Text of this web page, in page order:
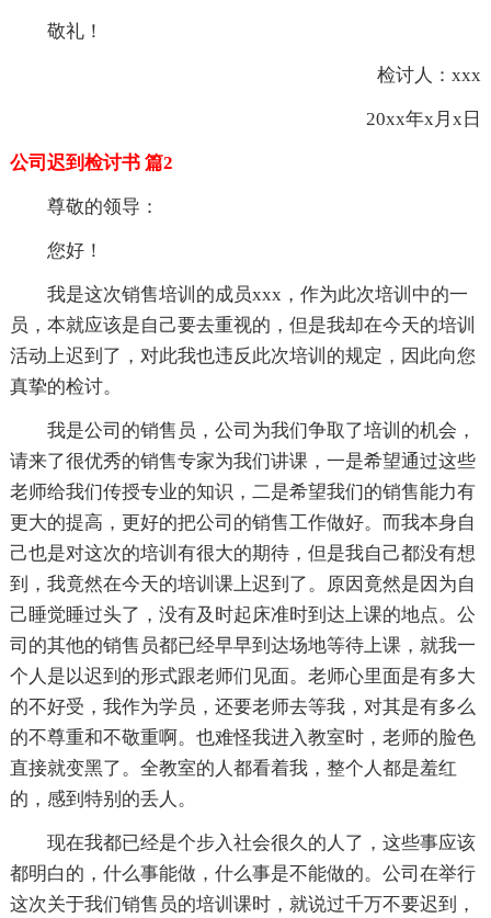
敬礼！
检讨人：xxx
20xx年x月x日
公司迟到检讨书 篇2
尊敬的领导：
您好！
我是这次销售培训的成员xxx，作为此次培训中的一
员，本就应该是自己要去重视的，但是我却在今天的培训
活动上迟到了，对此我也违反此次培训的规定，因此向您
真挚的检讨。
我是公司的销售员，公司为我们争取了培训的机会，
请来了很优秀的销售专家为我们讲课，一是希望通过这些
老师给我们传授专业的知识，二是希望我们的销售能力有
更大的提高，更好的把公司的销售工作做好。而我本身自
己也是对这次的培训有很大的期待，但是我自己都没有想
到，我竟然在今天的培训课上迟到了。原因竟然是因为自
己睡觉睡过头了，没有及时起床准时到达上课的地点。公
司的其他的销售员都已经早早到达场地等待上课，就我一
个人是以迟到的形式跟老师们见面。老师心里面是有多大
的不好受，我作为学员，还要老师去等我，对其是有多么
的不尊重和不敬重啊。也难怪我进入教室时，老师的脸色
直接就变黑了。全教室的人都看着我，整个人都是羞红
的，感到特别的丢人。
现在我都已经是个步入社会很久的人了，这些事应该
都明白的，什么事能做，什么事是不能做的。公司在举行
这次关于我们销售员的培训课时，就说过千万不要迟到，